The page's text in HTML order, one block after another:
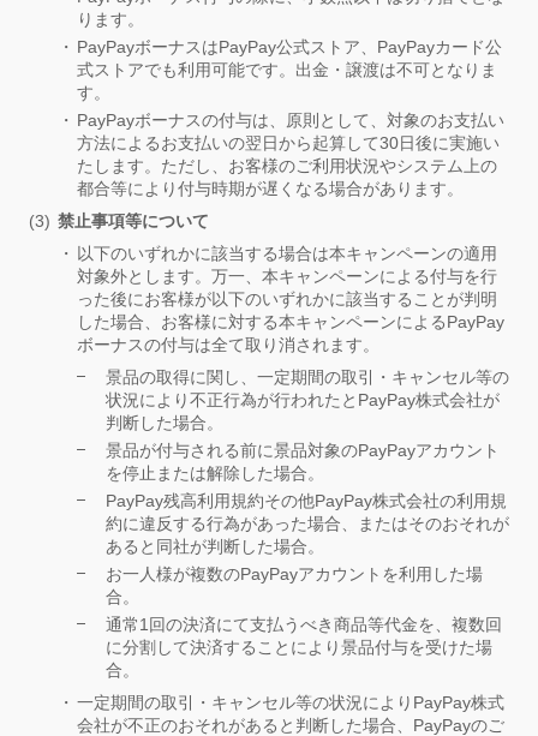
ります。
PayPayボーナスはPayPay公式ストア、PayPayカード公
式ストアでも利用可能です。出金・譲渡は不可となりま
す。
PayPayボーナスの付与は、原則として、対象のお支払い
方法によるお支払いの翌日から起算して30日後に実施い
たします。ただし、お客様のご利用状況やシステム上の
都合等により付与時期が遅くなる場合があります。
禁止事項等について
以下のいずれかに該当する場合は本キャンペーンの適用
対象外とします。万一、本キャンペーンによる付与を行
った後にお客様が以下のいずれかに該当することが判明
した場合、お客様に対する本キャンペーンによるPayPay
ボーナスの付与は全て取り消されます。
景品の取得に関し、一定期間の取引・キャンセル等の
状況により不正行為が行われたとPayPay株式会社が
判断した場合。
景品が付与される前に景品対象のPayPayアカウント
を停止または解除した場合。
PayPay残高利用規約その他PayPay株式会社の利用規
約に違反する行為があった場合、またはそのおそれが
あると同社が判断した場合。
お一人様が複数のPayPayアカウントを利用した場
合。
通常1回の決済にて支払うべき商品等代金を、複数回
に分割して決済することにより景品付与を受けた場
合。
一定期間の取引・キャンセル等の状況によりPayPay株式
会社が不正のおそれがあると判断した場合、PayPayのご